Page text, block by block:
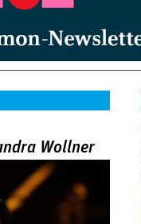
Wollner